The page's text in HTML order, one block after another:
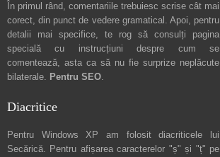
În primul rând, comentariile trebuiesc scrise cât mai
corect, din punct de vedere gramatical. Apoi, pentru
detalii mai specifice, te rog să consulți pagina
specială cu instrucțiuni despre cum se
comentează, asta ca să nu fie surprize neplăcute
bilaterale. Pentru SEO.
Diacritice
Pentru Windows XP am folosit diacriticele lui
Secărică. Pentru afișarea caracterelor "ș" și "ț" pe